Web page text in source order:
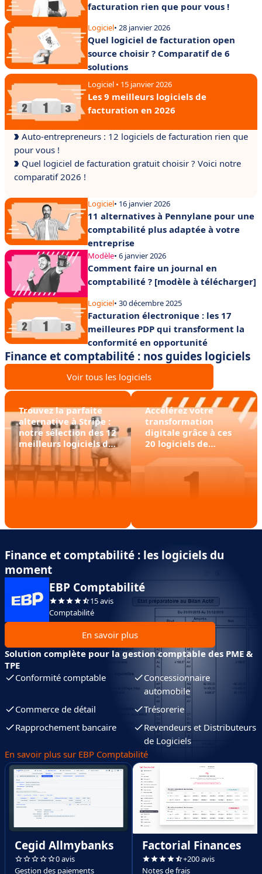
facturation rien que pour vous !
Logiciel• 28 janvier 2026
Quel logiciel de facturation open
source choisir ? Comparatif de 6
solutions
Logiciel • 15 janvier 2026
Les 9 meilleurs logiciels de
facturation en 2026
Auto-entrepreneurs : 12 logiciels de facturation rien que
pour vous !
Quel logiciel de facturation gratuit choisir ? Voici notre
comparatif 2026 !
Logiciel• 16 janvier 2026
11 alternatives à Pennylane pour une
comptabilité plus adaptée à votre
entreprise
Modèle• 6 janvier 2026
Comment faire un journal en
comptabilité ? [modèle à télécharger]
Logiciel• 30 décembre 2025
Facturation électronique : les 17
meilleures PDP qui transforment la
conformité en opportunité
Finance et comptabilité : nos guides logiciels
Voir tous les logiciels
Trouvez la parfaite
alternative à Stripe :
notre sélection des 12
meilleurs logiciels de
paiement
Accélérez votre
transformation
digitale grâce à ces
20 logiciels de
factures
Finance et comptabilité : les logiciels du
moment
EBP Comptabilité
15 avis
Comptabilité
En savoir plus
Solution complète pour la gestion comptable des PME &
TPE
Conformité comptable
Concessionnaire
automobile
Commerce de détail
Trésorerie
Rapprochement bancaire
Revendeurs et Distributeurs
de Logiciels
En savoir plus sur EBP Comptabilité
Cegid Allmybanks
0 avis
Gestion des paiements
Factorial Finances
+200 avis
Notes de frais